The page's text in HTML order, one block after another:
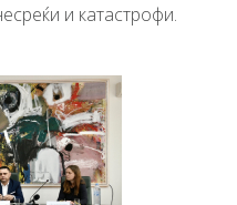
и катастрофи.